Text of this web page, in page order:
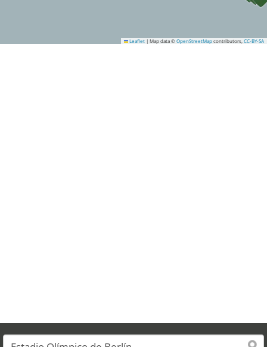
Leaflet | Map data © OpenStreetMap contributors, CC-BY-SA